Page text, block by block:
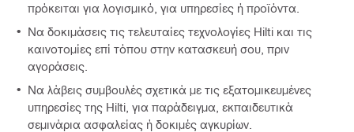
πρόκειται για λογισμικό, για υπηρεσίες ή προϊόντα.
Να δοκιμάσεις τις τελευταίες τεχνολογίες Hilti και τις
καινοτομίες επί τόπου στην κατασκευή σου, πριν
αγοράσεις.
Να λάβεις συμβουλές σχετικά με τις εξατομικευμένες
υπηρεσίες της Hilti, για παράδειγμα, εκπαιδευτικά
σεμινάρια ασφαλείας ή δοκιμές αγκυρίων.